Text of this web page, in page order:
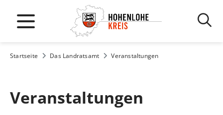
Startseite Das Landratsamt Veranstaltungen
Veranstaltungen